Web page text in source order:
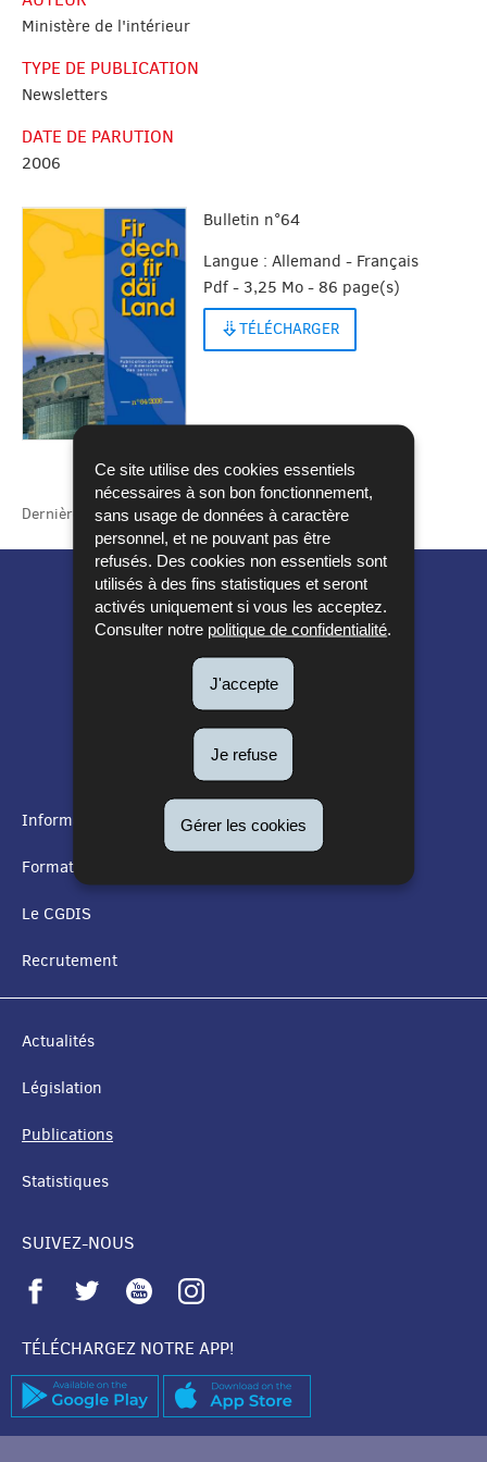
Ce site utilise des cookies essentiels
nécessaires à son bon fonctionnement,
sans usage de données à caractère
personnel, et ne pouvant pas être
refusés. Des cookies non essentiels sont
utilisés à des fins statistiques et seront
activés uniquement si vous les acceptez.
Consulter notre politique de confidentialité.
J'accepte
Je refuse
Gérer les cookies
Ministère de l'intérieur
TYPE DE PUBLICATION
Newsletters
DATE DE PARUTION
2006
Bulletin n°64
Langue : Allemand - Français
Pdf - 3,25 Mo - 86 page(s)
TÉLÉCHARGER
Dernière mise à jour16/11/2017
MENU
DE
Informations utiles
Formation
Le CGDIS
Recrutement
Actualités
Législation
Publications
Statistiques
SUIVEZ-NOUS
TÉLÉCHARGEZ NOTRE APP!